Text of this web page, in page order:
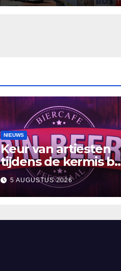
NIEUWS
Keur van artiesten
tijdens de kermis bij
Café D’n Beer
5 AUGUSTUS 2026